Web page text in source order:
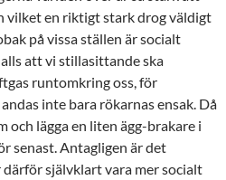
vilket en riktigt stark drog väldigt
på vissa ställen är socialt
att vi stillasittande ska
runtomkring oss, för
inte bara rökarnas ensak. Då
och lägga en liten ägg-brakare i
senast. Antagligen är det
självklart vara mer socialt